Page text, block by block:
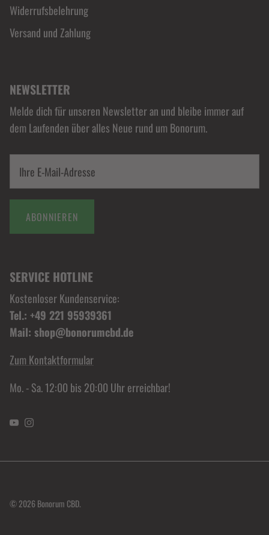
Widerrufsbelehrung
Versand und Zahlung
NEWSLETTER
Melde dich für unseren Newsletter an und bleibe immer auf
dem Laufenden über alles Neue rund um Bonorum.
ABONNIEREN
SERVICE HOTLINE
Kostenloser Kundenservice:
Tel.: +49 221 95939361
Mail: shop@bonorumcbd.de
Zum Kontaktformular
Mo. - Sa. 12:00 bis 20:00 Uhr erreichbar!
YouTubeInstagram
© 2026Bonorum CBD.